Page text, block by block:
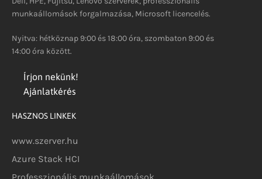
munkaállomások forgalmazása, Microsoft licencelés.
Nyitva: hétköznap 9:00 és 18:00 óra, szombaton 9:00 és
14:00 óra között.
Írjon nekünk!
Ajánlatkérés
HASZNOS LINKEK
www.szerver.hu
Azure Stack HCI